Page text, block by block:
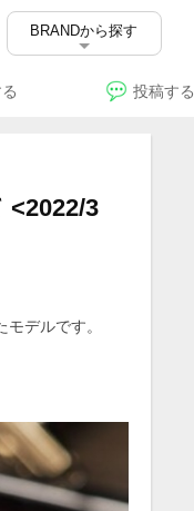
BRANDから探す
投稿する
<2022/3
デルです。